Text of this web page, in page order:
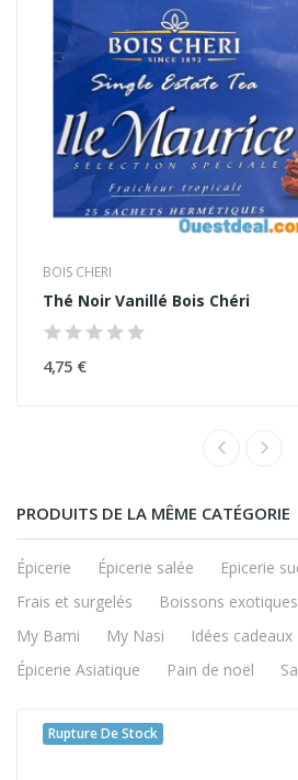
BOIS CHERI
Thé Noir Vanillé Bois Chéri
4,75 €
PRODUITS DE LA MÊME CATÉGORIE
Épicerie Épicerie salée
Epicerie
Frais et surgelés
Boissons exotiques
My Bami
My Nasi Idées cadeaux
Épicerie Asiatique
Pain de noël
Rupture De Stock